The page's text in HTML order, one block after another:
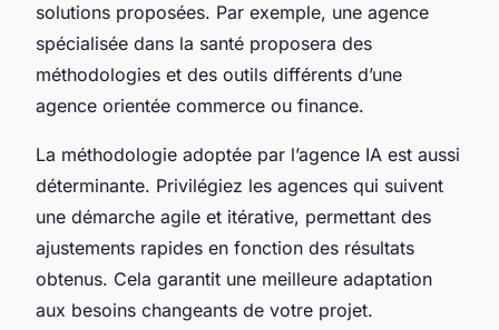
solutions proposées. Par exemple, une agence
spécialisée dans la santé proposera des
méthodologies et des outils différents d’une
agence orientée commerce ou finance.
La méthodologie adoptée par l’agence IA est aussi
déterminante. Privilégiez les agences qui suivent
une démarche agile et itérative, permettant des
ajustements rapides en fonction des résultats
obtenus. Cela garantit une meilleure adaptation
aux besoins changeants de votre projet.